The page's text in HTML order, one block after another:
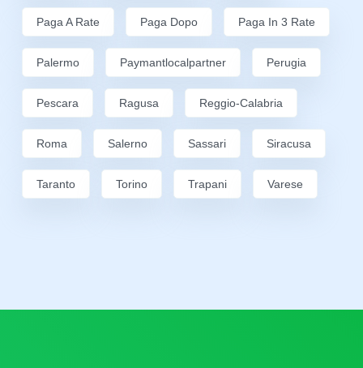
Paga A Rate Paga Dopo Paga In 3 Rate
Palermo Paymantlocalpartner Perugia
Pescara Ragusa Reggio-Calabria
Roma Salerno Sassari Siracusa
Taranto Torino Trapani Varese